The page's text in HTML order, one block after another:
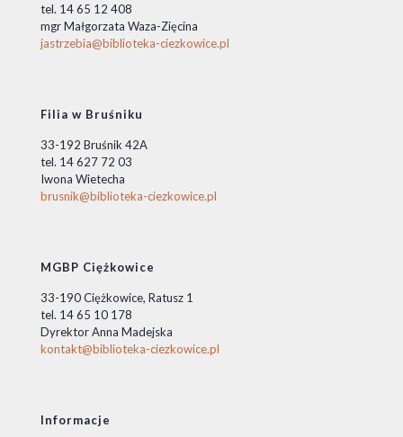
tel. 14 65 12 408
mgr Małgorzata Waza-Zięcina
jastrzebia@biblioteka-ciezkowice.pl
Filia w Bruśniku
33-192 Bruśnik 42A
tel. 14 627 72 03
Iwona Wietecha
brusnik@biblioteka-ciezkowice.pl
MGBP Ciężkowice
33-190 Ciężkowice, Ratusz 1
tel. 14 65 10 178
Dyrektor Anna Madejska
kontakt@biblioteka-ciezkowice.pl
Informacje